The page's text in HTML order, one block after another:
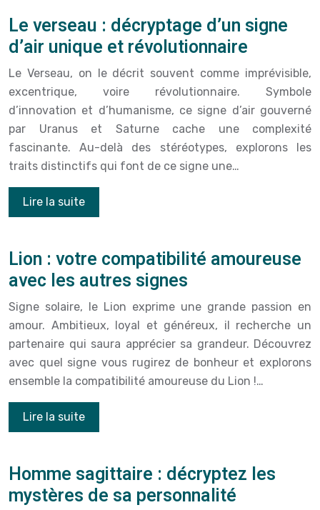
Le verseau : décryptage d’un signe
d’air unique et révolutionnaire
Le Verseau, on le décrit souvent comme imprévisible,
excentrique, voire révolutionnaire. Symbole
d’innovation et d’humanisme, ce signe d’air gouverné
par Uranus et Saturne cache une complexité
fascinante. Au-delà des stéréotypes, explorons les
traits distinctifs qui font de ce signe une…
Lire la suite
Lion : votre compatibilité amoureuse
avec les autres signes
Signe solaire, le Lion exprime une grande passion en
amour. Ambitieux, loyal et généreux, il recherche un
partenaire qui saura apprécier sa grandeur. Découvrez
avec quel signe vous rugirez de bonheur et explorons
ensemble la compatibilité amoureuse du Lion !…
Lire la suite
Homme sagittaire : décryptez les
mystères de sa personnalité